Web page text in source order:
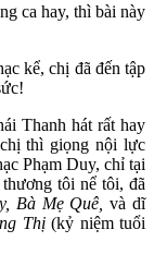
ca hay, thì bài này
kể, chị đã đến tập
Thanh hát rất hay
thì giọng nội lực
Phạm Duy, chỉ tại
tôi nể tôi, đã
Bà Mẹ Quê, và dĩ
Thị(kỷ niệm tuổi